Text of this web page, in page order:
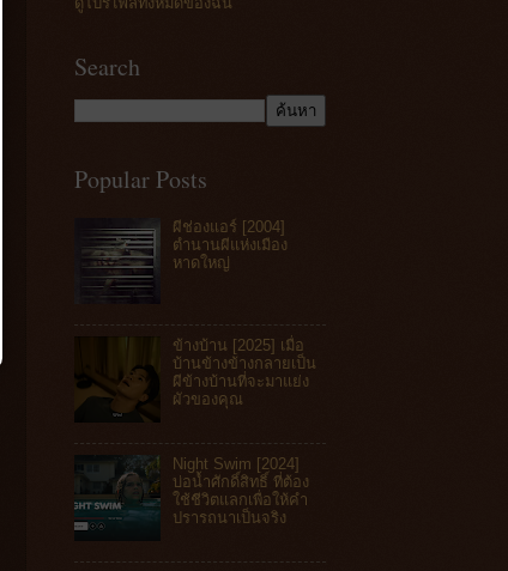
Search
Popular Posts
ผีช่องแอร์ [2004]
ตำนานผีแห่งเมือง
หาดใหญ่
ข้างบ้าน [2025] เมื่อ
บ้านข้างข้างกลายเป็น
ผีข้างบ้านที่จะมาแย่ง
ผัวของคุณ
Night Swim [2024]
บ่อน้ำศักดิ์สิทธิ์ ที่ต้อง
ใช้ชีวิตแลกเพื่อให้คำ
ปรารถนาเป็นจริง